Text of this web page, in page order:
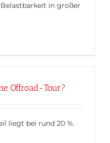
in großer
Offroad-Tour?
liegt bei rund 20 %.